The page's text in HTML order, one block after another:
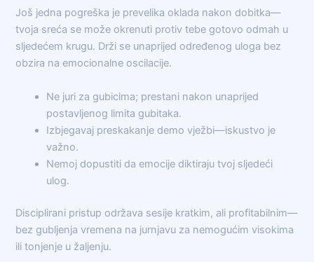
Još jedna pogreška je prevelika oklada nakon dobitka—
tvoja sreća se može okrenuti protiv tebe gotovo odmah u
sljedećem krugu. Drži se unaprijed određenog uloga bez
obzira na emocionalne oscilacije.
Ne juri za gubicima; prestani nakon unaprijed
postavljenog limita gubitaka.
Izbjegavaj preskakanje demo vježbi—iskustvo je
važno.
Nemoj dopustiti da emocije diktiraju tvoj sljedeći
ulog.
Disciplirani pristup održava sesije kratkim, ali profitabilnim—
bez gubljenja vremena na jurnjavu za nemogućim visokima
ili tonjenje u žaljenju.